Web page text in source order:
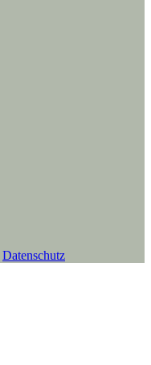
Datenschutz